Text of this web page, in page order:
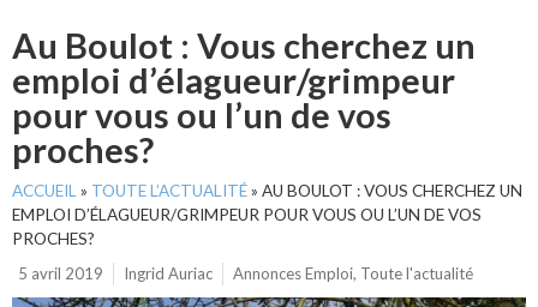
Au Boulot : Vous cherchez un
emploi d’élagueur/grimpeur
pour vous ou l’un de vos
proches?
ACCUEIL » TOUTE L’ACTUALITÉ» AU BOULOT : VOUS CHERCHEZ UN
EMPLOI D’ÉLAGUEUR/GRIMPEUR POUR VOUS OU L’UN DE VOS
PROCHES?
5 avril 2019
Ingrid Auriac Annonces Emploi, Toute l'actualité